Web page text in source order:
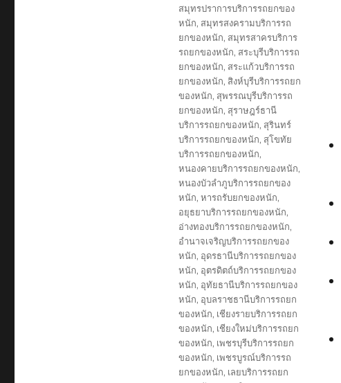
สมุทรปราการบริการรถยกของ
หนัก, สมุทรสงครามบริการรถ
ยกของหนัก, สมุทรสาครบริการ
รถยกของหนัก, สระบุรีบริการรถ
ยกของหนัก, สระแก้วบริการรถ
ยกของหนัก, สิงห์บุรีบริการรถยก
ของหนัก, สุพรรณบุรีบริการรถ
ยกของหนัก, สุราษฎร์ธานี
บริการรถยกของหนัก, สุรินทร์
บริการรถยกของหนัก, สุโขทัย
บริการรถยกของหนัก,
หนองคายบริการรถยกของหนัก,
หนองบัวลำภูบริการรถยกของ
หนัก, หารถรับยกของหนัก,
อยุธยาบริการรถยกของหนัก,
อ่างทองบริการรถยกของหนัก,
อำนาจเจริญบริการรถยกของ
หนัก, อุดรธานีบริการรถยกของ
หนัก, อุตรดิตถ์บริการรถยกของ
หนัก, อุทัยธานีบริการรถยกของ
หนัก, อุบลราชธานีบริการรถยก
ของหนัก, เชียงรายบริการรถยก
ของหนัก, เชียงใหม่บริการรถยก
ของหนัก, เพชรบุรีบริการรถยก
ของหนัก, เพชรบูรณ์บริการรถ
ยกของหนัก, เลยบริการรถยก